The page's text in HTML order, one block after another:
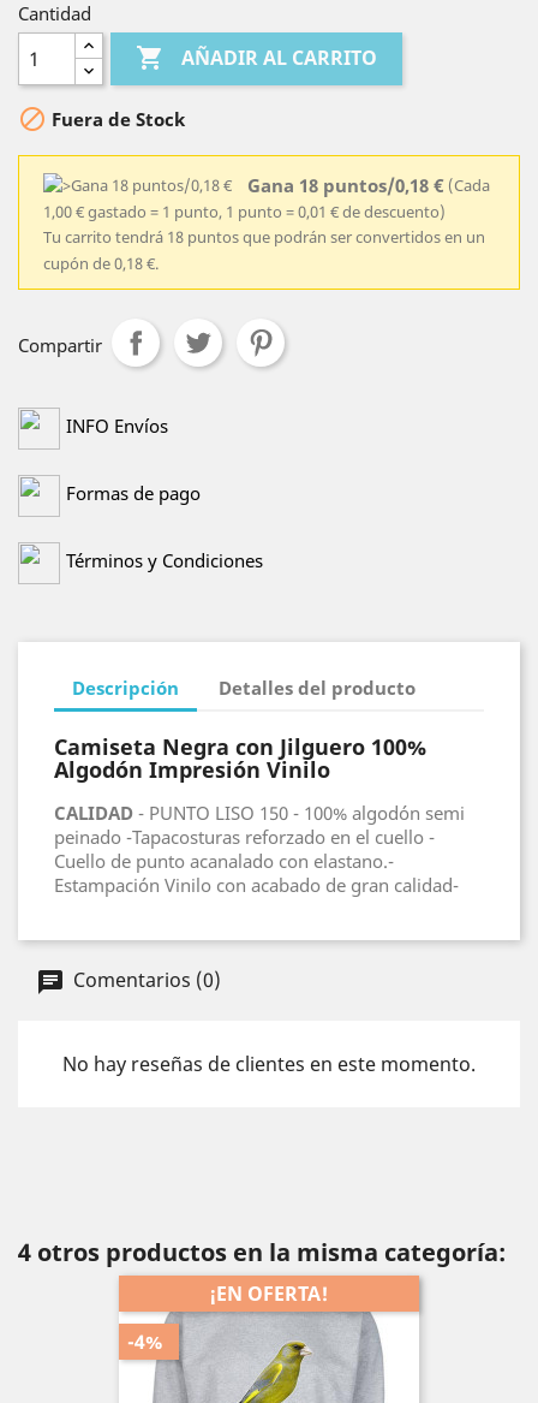
Cantidad
 AÑADIR AL CARRITO
 Fuera de Stock
Gana 18 puntos/0,18 € (Cada
1,00 € gastado = 1 punto, 1 punto = 0,01 € de descuento)
Tu carrito tendrá 18 puntos que podrán ser convertidos en un
cupón de 0,18 €.
Compartir
INFO Envíos
Formas de pago
Términos y Condiciones
Descripción Detalles del producto
Camiseta Negra con Jilguero 100%
Algodón Impresión Vinilo
CALIDAD - PUNTO LISO 150 - 100% algodón semi
peinado -Tapacosturas reforzado en el cuello -
Cuello de punto acanalado con elastano.-
Estampación Vinilo con acabado de gran calidad-
Comentarios (0)
No hay reseñas de clientes en este momento.
4 otros productos en la misma categoría:
¡EN OFERTA!
-4%